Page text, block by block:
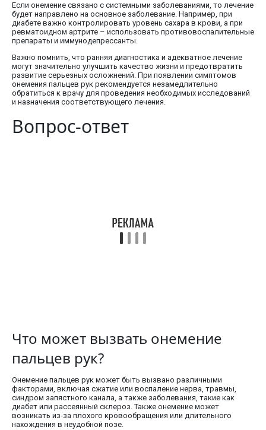
Если онемение связано с системными заболеваниями, то лечение
будет направлено на основное заболевание. Например, при
диабете важно контролировать уровень сахара в крови, а при
ревматоидном артрите – использовать противовоспалительные
препараты и иммунодепрессанты.
Важно помнить, что ранняя диагностика и адекватное лечение
могут значительно улучшить качество жизни и предотвратить
развитие серьезных осложнений. При появлении симптомов
онемения пальцев рук рекомендуется незамедлительно
обратиться к врачу для проведения необходимых исследований
и назначения соответствующего лечения.
Вопрос-ответ
Что может вызвать онемение
пальцев рук?
Онемение пальцев рук может быть вызвано различными
факторами, включая сжатие или воспаление нерва, травмы,
синдром запястного канала, а также заболевания, такие как
диабет или рассеянный склероз. Также онемение может
возникать из-за плохого кровообращения или длительного
нахождения в неудобной позе.